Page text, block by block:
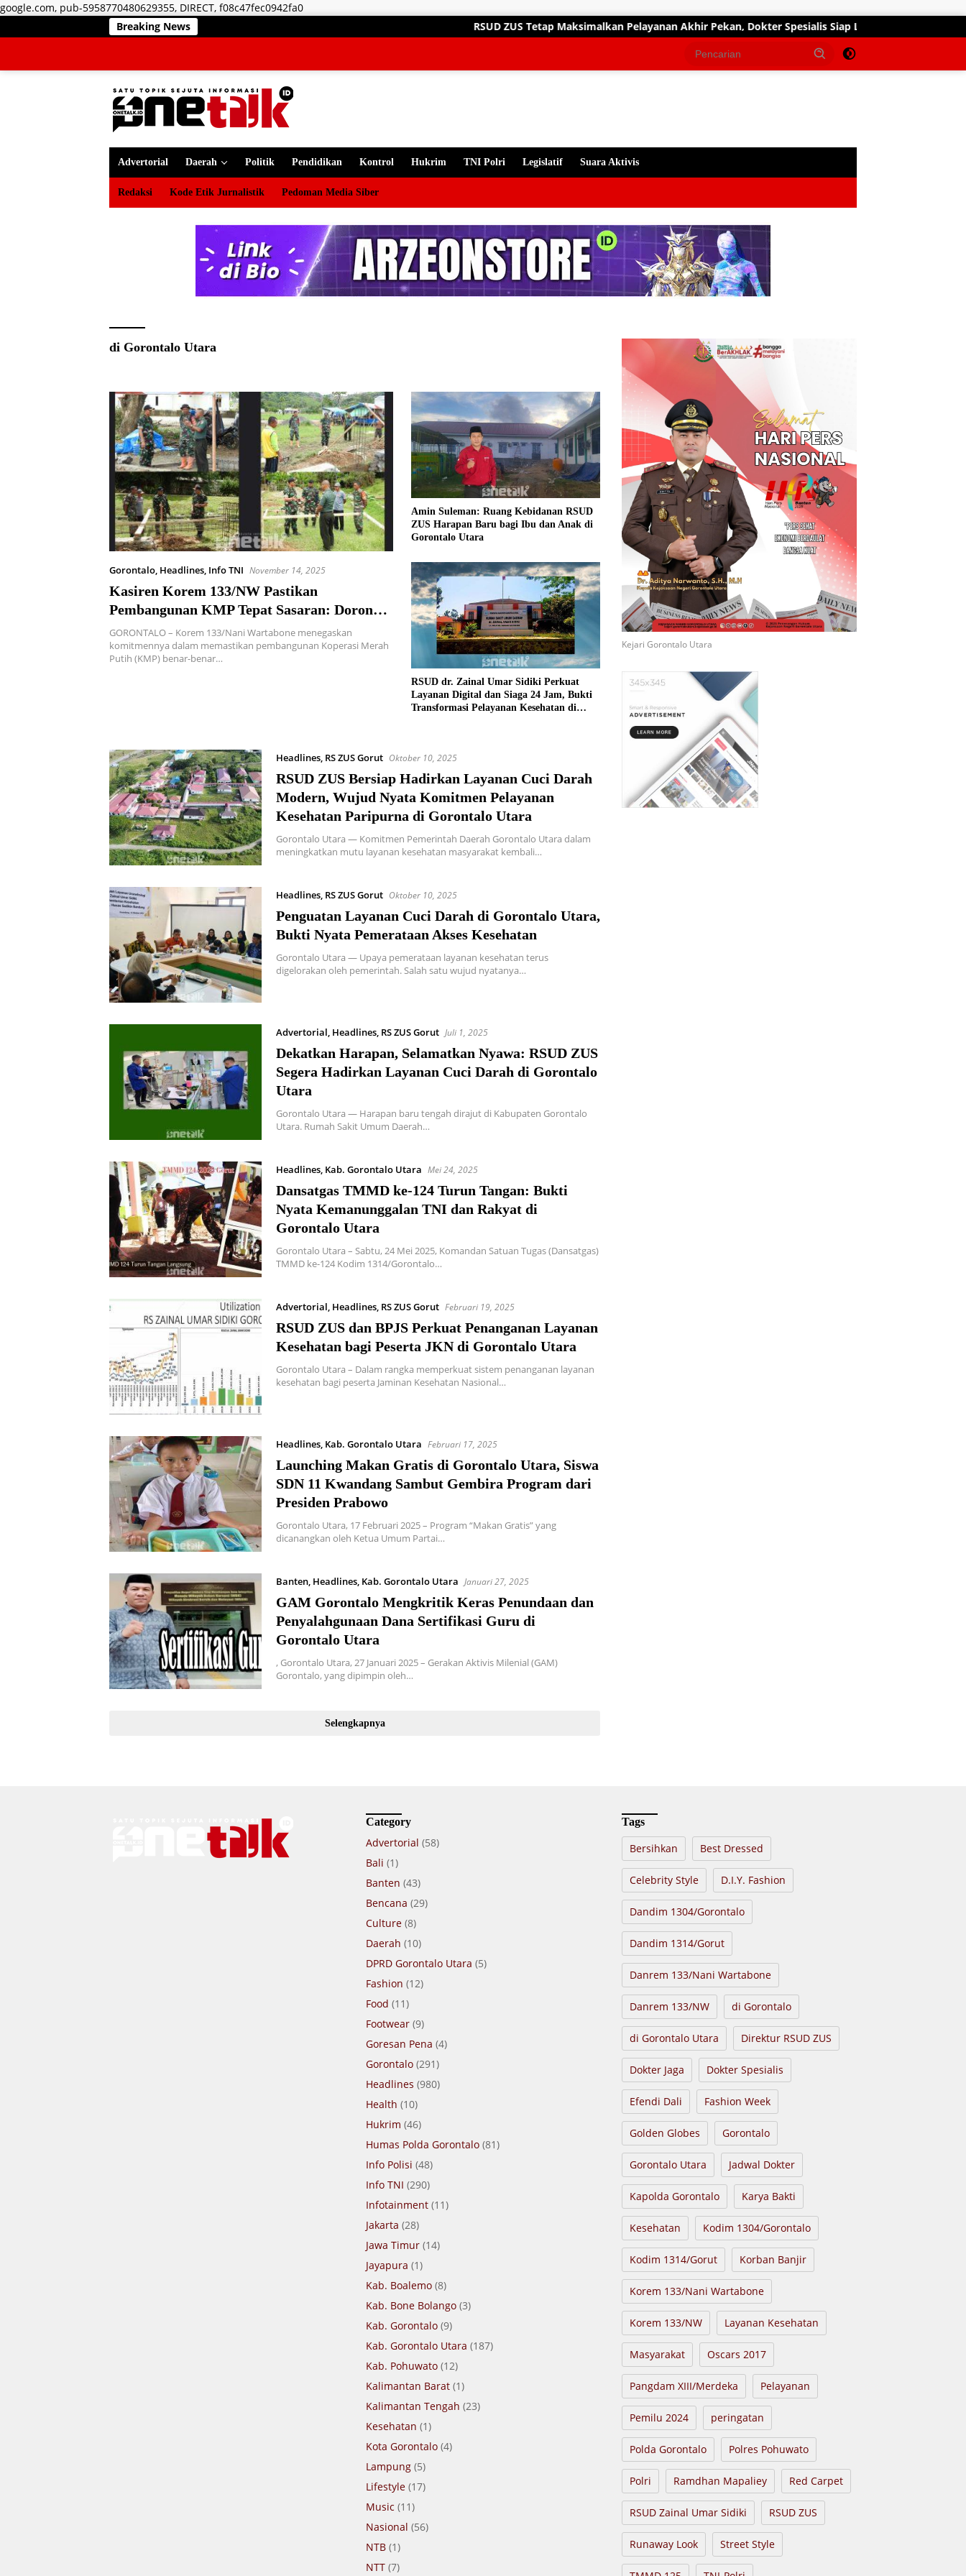
google.com, pub-5958770480629355, DIRECT, f08c47fec0942fa0Langsung
konten
Breaking News RSUD ZUS Tetap Maksimalkan Pelayanan Akhir Pekan, Dokter Spesialis Siap Layani Pasien Sabtu, 25 Juli 2026
Advertorial Daerah Politik Pendidikan Kontrol Hukrim TNI Polri Legislatif Suara Aktivis
Redaksi Kode Etik Jurnalistik Pedoman Media Siber
di Gorontalo Utara
Gorontalo, Headlines, Info TNI November 14, 2025
Kasiren Korem 133/NW Pastikan
Pembangunan KMP Tepat Sasaran: Dorong
Penguatan Ekonomi Kerakyatan di
Gorontalo Utara
GORONTALO – Korem 133/Nani Wartabone menegaskan
komitmennya dalam memastikan pembangunan Koperasi Merah
Putih (KMP) benar-benar…
Amin Suleman: Ruang Kebidanan RSUD
ZUS Harapan Baru bagi Ibu dan Anak di
Gorontalo Utara
RSUD dr. Zainal Umar Sidiki Perkuat
Layanan Digital dan Siaga 24 Jam, Bukti
Transformasi Pelayanan Kesehatan di
Headlines, RS ZUS Gorut Oktober 10, 2025
RSUD ZUS Bersiap Hadirkan Layanan Cuci Darah
Modern, Wujud Nyata Komitmen Pelayanan
Kesehatan Paripurna di Gorontalo Utara
Gorontalo Utara — Komitmen Pemerintah Daerah Gorontalo Utara dalam
meningkatkan mutu layanan kesehatan masyarakat kembali…
Headlines, RS ZUS Gorut Oktober 10, 2025
Penguatan Layanan Cuci Darah di Gorontalo Utara,
Bukti Nyata Pemerataan Akses Kesehatan
Gorontalo Utara — Upaya pemerataan layanan kesehatan terus
digelorakan oleh pemerintah. Salah satu wujud nyatanya…
Advertorial, Headlines, RS ZUS Gorut Juli 1, 2025
Dekatkan Harapan, Selamatkan Nyawa: RSUD ZUS
Segera Hadirkan Layanan Cuci Darah di Gorontalo
Utara
Gorontalo Utara — Harapan baru tengah dirajut di Kabupaten Gorontalo
Utara. Rumah Sakit Umum Daerah…
Headlines, Kab. Gorontalo Utara Mei 24, 2025
Dansatgas TMMD ke-124 Turun Tangan: Bukti
Nyata Kemanunggalan TNI dan Rakyat di
Gorontalo Utara
Gorontalo Utara – Sabtu, 24 Mei 2025, Komandan Satuan Tugas (Dansatgas)
TMMD ke-124 Kodim 1314/Gorontalo…
Advertorial, Headlines, RS ZUS Gorut Februari 19, 2025
RSUD ZUS dan BPJS Perkuat Penanganan Layanan
Kesehatan bagi Peserta JKN di Gorontalo Utara
Gorontalo Utara – Dalam rangka memperkuat sistem penanganan layanan
kesehatan bagi peserta Jaminan Kesehatan Nasional…
Headlines, Kab. Gorontalo Utara Februari 17, 2025
Launching Makan Gratis di Gorontalo Utara, Siswa
SDN 11 Kwandang Sambut Gembira Program dari
Presiden Prabowo
Gorontalo Utara, 17 Februari 2025 – Program “Makan Gratis” yang
dicanangkan oleh Ketua Umum Partai…
Banten, Headlines, Kab. Gorontalo Utara Januari 27, 2025
GAM Gorontalo Mengkritik Keras Penundaan dan
Penyalahgunaan Dana Sertifikasi Guru di
Gorontalo Utara
, Gorontalo Utara, 27 Januari 2025 – Gerakan Aktivis Milenial (GAM)
Gorontalo, yang dipimpin oleh…
Selengkapnya
Kejari Gorontalo Utara
Category
Advertorial (58)
Bali (1)
Banten (43)
Bencana (29)
Culture(8)
Daerah (10)
DPRD Gorontalo Utara (5)
Fashion (12)
Food (11)
Footwear(9)
Goresan Pena (4)
Gorontalo(291)
Headlines (980)
Health (10)
Hukrim (46)
Humas Polda Gorontalo(81)
Info Polisi (48)
Info TNI (290)
Infotainment(11)
Jakarta (28)
Jawa Timur(14)
Jayapura (1)
Kab. Boalemo(8)
Kab. Bone Bolango(3)
Kab. Gorontalo(9)
Kab. Gorontalo Utara (187)
Kab. Pohuwato(12)
Kalimantan Barat(1)
Kalimantan Tengah (23)
Kesehatan (1)
Kota Gorontalo(4)
Lampung(5)
Lifestyle(17)
Music (11)
Nasional (56)
NTB(1)
NTT(7)
Tags
Bersihkan Best Dressed
Celebrity Style D.I.Y. Fashion
Dandim 1304/Gorontalo
Dandim 1314/Gorut
Danrem 133/Nani Wartabone
Danrem 133/NW di Gorontalo
di Gorontalo Utara Direktur RSUD ZUS
Dokter Jaga Dokter Spesialis
Efendi Dali Fashion Week
Golden Globes Gorontalo
Gorontalo Utara Jadwal Dokter
Kapolda Gorontalo Karya Bakti
Kesehatan Kodim 1304/Gorontalo
Kodim 1314/Gorut Korban Banjir
Korem 133/Nani Wartabone
Korem 133/NW Layanan Kesehatan
Masyarakat Oscars 2017
Pangdam XIII/Merdeka Pelayanan
Pemilu 2024 peringatan
Polda Gorontalo Polres Pohuwato
Polri Ramdhan Mapaliey Red Carpet
RSUD Zainal Umar Sidiki RSUD ZUS
Runaway Look Street Style